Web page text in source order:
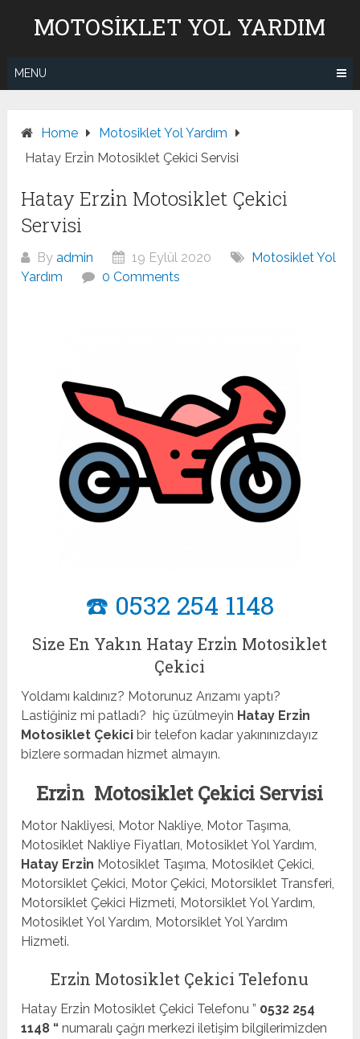
MOTOSIKLET YOL YARDIM
MENU
Home
Motosiklet Yol Yardım
Hatay Erzi̇n Motosiklet Çekici Servisi
Hatay Erzi̇n Motosiklet Çekici
Servisi
Byadmin 19 Eylül 2020
Motosiklet Yol
Yardım
0 Comments
☎️ 0532 254 1148
Size En Yakın Hatay Erzi̇n Motosiklet
Çekici
Yoldamı kaldınız? Motorunuz Arızamı yaptı?
Lastiğiniz mi patladı? hiç üzülmeyin Hatay Erzi̇n
Motosiklet Çekici bir telefon kadar yakınınızdayız
bizlere sormadan hizmet almayın.
Erzi̇n Motosiklet Çekici Servisi
Motor Nakliyesi, Motor Nakliye, Motor Taşıma,
Motosiklet Nakliye Fiyatları, Motosiklet Yol Yardım,
Hatay Erzi̇n Motosiklet Taşıma, Motosiklet Çekici,
Motorsiklet Çekici, Motor Çekici, Motorsiklet Transferi,
Motorsiklet Çekici Hizmeti, Motorsiklet Yol Yardım,
Motosiklet Yol Yardım, Motorsiklet Yol Yardım
Hizmeti.
Erzi̇n Motosiklet Çekici Telefonu
Hatay Erzi̇n Motosiklet Çekici Telefonu ” 0532 254
1148 “ numaralı çağrı merkezi iletişim bilgilerimizden